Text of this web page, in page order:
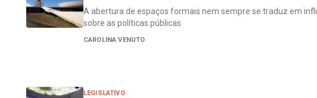
A abertura de espaços formais nem sempre se traduz em
sobre as políticas públicas
CAROLINA VENUTO
LEGISLATIVO